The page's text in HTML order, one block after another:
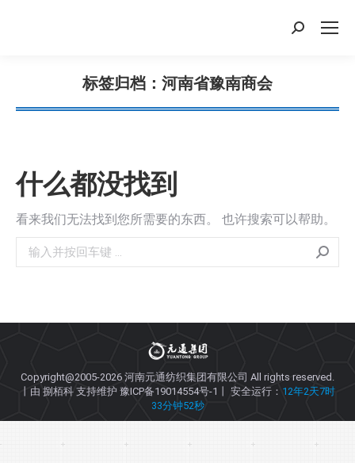
搜
标签归档： 河南省豫南商会
您在这里：
什么都没找到
看来我们无法找到您所需要的东西。 也许搜索可以帮助。
索：
Copyright@2005-2026 河南元通纺织集团有限公司 All rights reserved.
丨由 捌栢科 支持维护 豫ICP备19014554号-1 丨 安全运行： 12年2天7时
33分钟52秒